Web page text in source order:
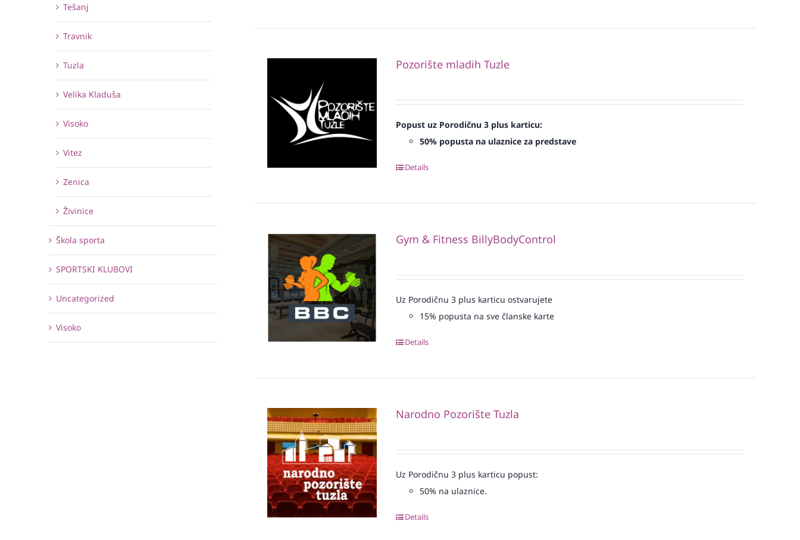
Pozorište mladih Tuzle
Popust uz Porodičnu 3 plus karticu:
50% popusta na ulaznice za predstave
Details
Gym & Fitness BillyBodyControl
Uz Porodičnu 3 plus karticu ostvarujete
15% popusta na sve članske karte
Details
Narodno Pozorište Tuzla
Uz Porodičnu 3 plus karticu popust:
50% na ulaznice.
Details
Tešanj
Travnik
Tuzla
Velika Kladuša
Visoko
Vitez
Zenica
Živinice
Škola sporta
SPORTSKI KLUBOVI
Uncategorized
Visoko